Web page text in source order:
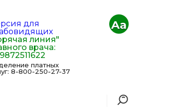
для
линия"
врача:
платных
8-800-250-27-37
Aa